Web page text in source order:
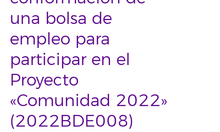
una bolsa de
empleo para
participar en el
Proyecto
«Comunidad 2022»
(2022BDE008)